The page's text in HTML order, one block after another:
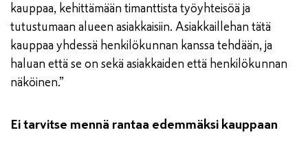
kauppaa, kehittämään timanttista työyhteisöä ja
tutustumaan alueen asiakkaisiin. Asiakkaillehan tätä
kauppaa yhdessä henkilökunnan kanssa tehdään, ja
haluan että se on sekä asiakkaiden että henkilökunnan
näköinen.”
Ei tarvitse mennä rantaa edemmäksi kauppaan